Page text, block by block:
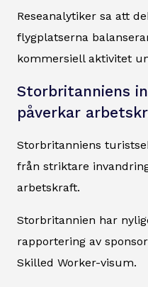
Reseanalytiker sa att
flygplatserna
kommersiell aktivitet
Storbritanniens
påverkar
Storbritanniens
från striktare
arbetskraft.
Storbritannien har
rapportering av
Skilled Worker-visum.